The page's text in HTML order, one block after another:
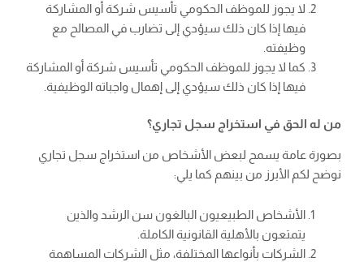
لا يجوز للموظف الحكومي تأسيس شركة أو المشاركة
فيها إذا كان ذلك سيؤدي إلى تضارب في المصالح مع
وظيفته.
كما لا يجوز للموظف الحكومي تأسيس شركة أو المشاركة
فيها إذا كان ذلك سيؤدي إلى إهمال واجباته الوظيفية.
من له الحق في استخراج سجل تجاري؟
بصورة عامة يسمح لبعض الأشخاص من استخراج سجل تجاري
نوضح لكم الأبرز من بينهم كما يلي:
الأشخاص الطبيعيون البالغون سن الرشد والذين
يتمتعون بالأهلية القانونية الكاملة.
الشركات بأنواعها المختلفة، مثل الشركات المساهمة